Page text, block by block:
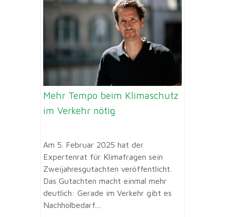
Mehr Tempo beim Klimaschutz
im Verkehr nötig
Am 5. Februar 2025 hat der
Expertenrat für Klimafragen sein
Zweijahresgutachten veröffentlicht.
Das Gutachten macht einmal mehr
deutlich: Gerade im Verkehr gibt es
Nachholbedarf....